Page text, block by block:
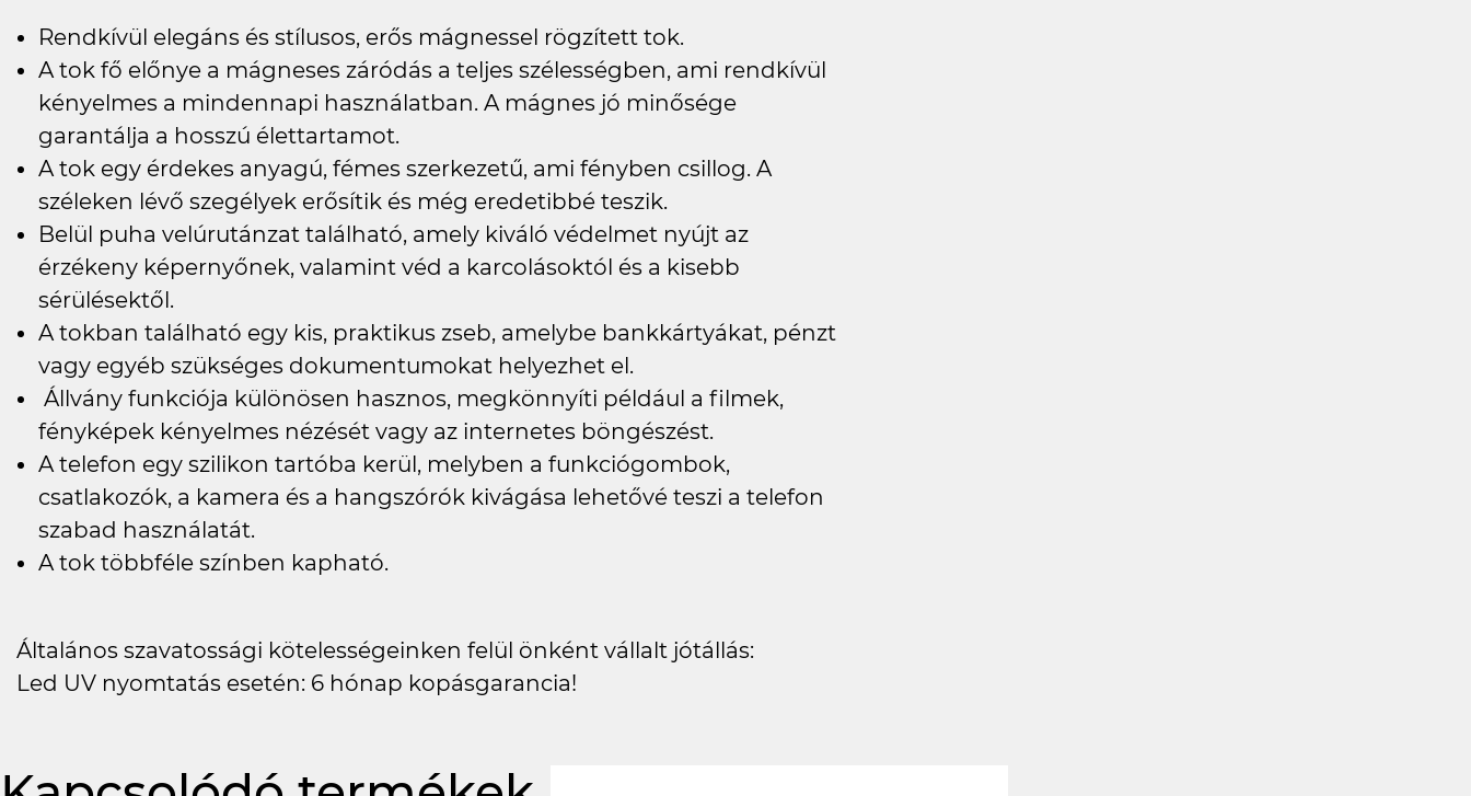
Rendkívül elegáns és stílusos, erős mágnessel rögzített tok.
A tok fő előnye a mágneses záródás a teljes szélességben, ami rendkívül
kényelmes a mindennapi használatban. A mágnes jó minősége
garantálja a hosszú élettartamot.
A tok egy érdekes anyagú, fémes szerkezetű, ami fényben csillog. A
széleken lévő szegélyek erősítik és még eredetibbé teszik.
Belül puha velúrutánzat található, amely kiváló védelmet nyújt az
érzékeny képernyőnek, valamint véd a karcolásoktól és a kisebb
sérülésektől.
A tokban található egy kis, praktikus zseb, amelybe bankkártyákat, pénzt
vagy egyéb szükséges dokumentumokat helyezhet el.
Állvány funkciója különösen hasznos, megkönnyíti például a filmek,
fényképek kényelmes nézését vagy az internetes böngészést.
A telefon egy szilikon tartóba kerül, melyben a funkciógombok,
csatlakozók, a kamera és a hangszórók kivágása lehetővé teszi a telefon
szabad használatát.
A tok többféle színben kapható.
Általános szavatossági kötelességeinken felül önként vállalt jótállás:
Led UV nyomtatás esetén: 6 hónap kopásgarancia!